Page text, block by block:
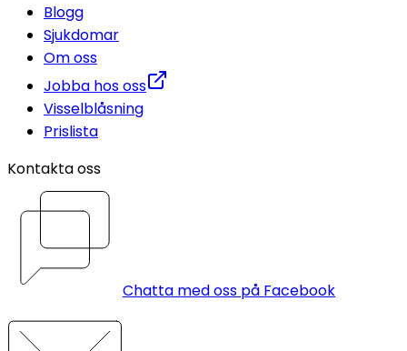
Blogg
Sjukdomar
Om oss
Jobba hos oss
Visselblåsning
Prislista
Kontakta oss
Chatta med oss på Facebook